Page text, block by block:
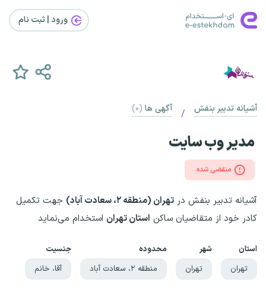
ورود | ثبت‌ نام
آشیانه تدبیر بنفش / آگهی ها (۰)
مدیر وب سایت
منقضی شده
آشیانه تدبیر بنفش در تهران (منطقه ۲، سعادت آباد)
جهت تکمیل
کادر خود از متقاضیان ساکن استان تهران استخدام می‌نماید
استان
تهران
شهر
تهران
محدوده
منطقه ۲، سعادت آباد
جنسیت
آقا، خانم